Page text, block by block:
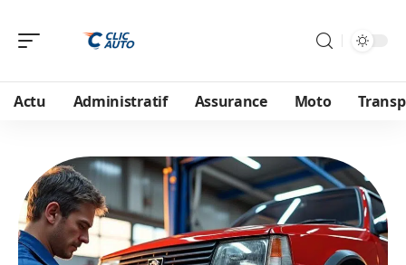
Actu Administratif Assurance Moto